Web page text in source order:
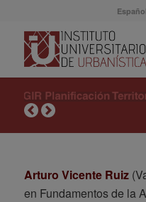
Español
Arturo Vicente Ruiz
en Fundamentos de la